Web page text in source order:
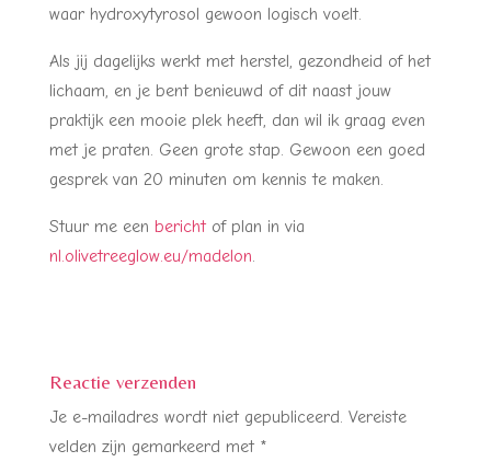
waar hydroxytyrosol gewoon logisch voelt.
Als jij dagelijks werkt met herstel, gezondheid of het
lichaam, en je bent benieuwd of dit naast jouw
praktijk een mooie plek heeft, dan wil ik graag even
met je praten. Geen grote stap. Gewoon een goed
gesprek van 20 minuten om kennis te maken.
Stuur me een berichtof plan in via
nl.olivetreeglow.eu/madelon.
Reactie verzenden
Je e-mailadres wordt niet gepubliceerd. Vereiste
velden zijn gemarkeerd met *